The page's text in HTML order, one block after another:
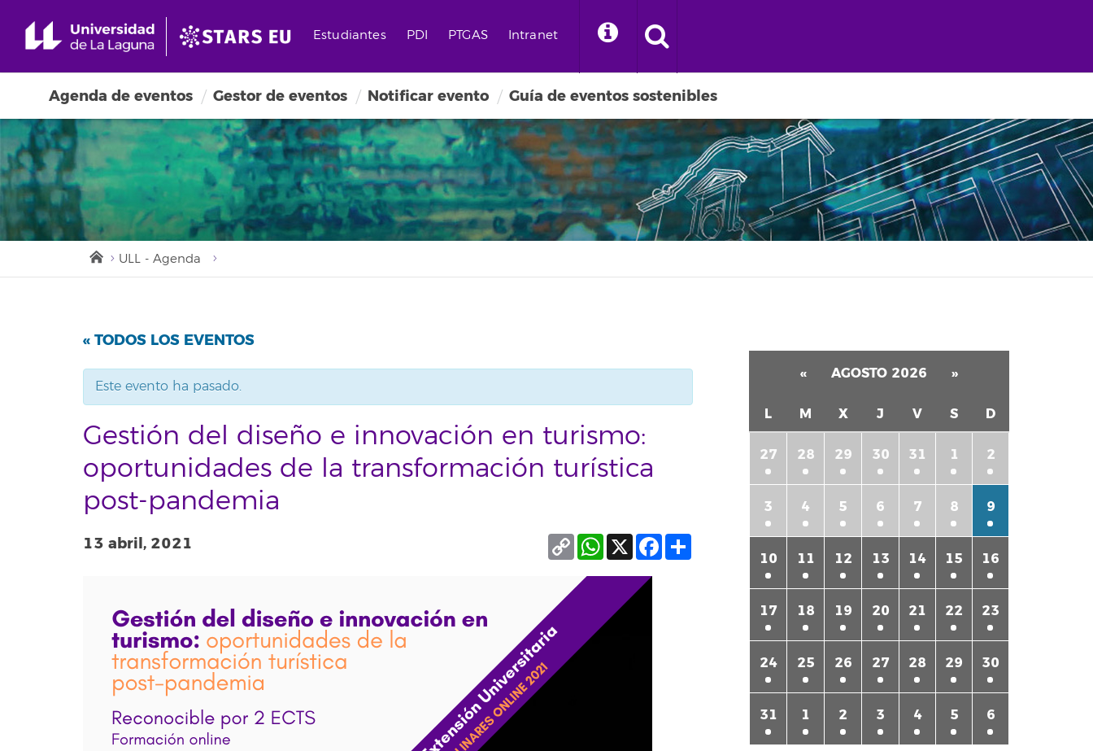
Estudiantes PDI PTGAS Intranet
Agenda de eventos Gestor de eventos Notificar evento Guía de eventos sostenibles
ULL - Agenda
« TODOS LOS EVENTOS
Este evento ha pasado.
Gestión del diseño e innovación en turismo:
oportunidades de la transformación turística
post-pandemia
13 abril, 2021 Compartir
Facebook
X
WhatsApp
Copy
Link
« AGOSTO 2026 »
L M X J V S D
27 28 29 30 31 1 2
3 4 5 6 7 8 9
10 11 12 13 14 15 16
17 18 19 20 21 22 23
24 25 26 27 28 29 30
31 1 2 3 4 5 6